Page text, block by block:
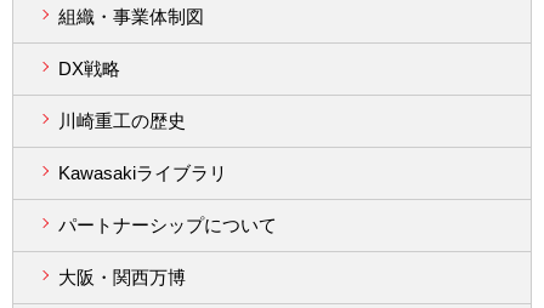
組織・事業体制図
DX戦略
川崎重工の歴史
Kawasakiライブラリ
パートナーシップについて
大阪・関西万博